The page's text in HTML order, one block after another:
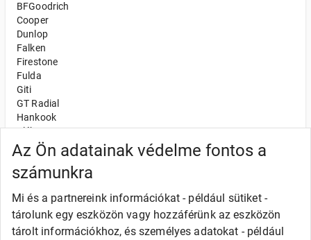
Az Ön adatainak védelme fontos a
számunkra
Mi és a partnereink információkat - például sütiket -
tárolunk egy eszközön vagy hozzáférünk az eszközön
tárolt információkhoz, és személyes adatokat - például
BFGoodrich
Cooper
Dunlop
Falken
Firestone
Fulda
Giti
GT Radial
Hankook
Kléber
Kumho
Nexen
Semperit
Uniroyal
Olcsó gumi